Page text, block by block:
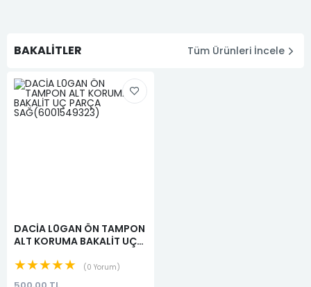
BAKALİTLER Tüm Ürünleri İncele
DACİA L0GAN ÖN TAMPON
ALT KORUMA BAKALİT UÇ
★★★★★ 0 Yorum